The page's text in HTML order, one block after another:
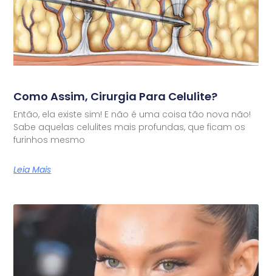
Como Assim, Cirurgia Para Celulite?
Então, ela existe sim! E não é uma coisa tão nova não!
Sabe aquelas celulites mais profundas, que ficam os
furinhos mesmo
Leia Mais